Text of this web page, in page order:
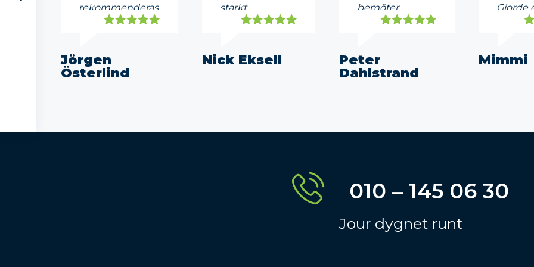
rekommenderas.
Jörgen
Österlind
starkt
rekommendera!
Nick Eksell
bemöter
kunder,
Peter
Dahlstrand
Gjorde
jobb &
Mimmi
010 – 145 06 30
Jour dygnet runt